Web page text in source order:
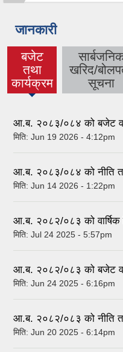
जानकारी
बजेट
तथा
कार्यक्रम
(active
tab)
खरिद/
सूचना
आ.ब. २०८३/०८४ को बजेट
मिति: Jun 19 2026 - 4:12pm
आ.ब. २०८३/०८४ को नीति
मिति: Jun 14 2026 - 1:22pm
आ.ब. २०८२/०८३ को वार्षिक
मिति: Jul 24 2025 - 5:57pm
आ.ब. २०८२/०८३ को बजेट
मिति: Jun 24 2025 - 6:16pm
आ.ब. २०८२/०८३ को नीति
मिति: Jun 20 2025 - 6:14pm